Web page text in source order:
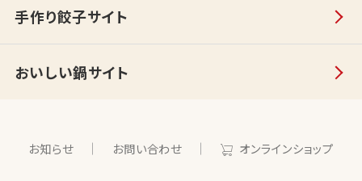
手作り餃子サイト
おいしい鍋サイト
お知らせ お問い合わせ オンラインショップ